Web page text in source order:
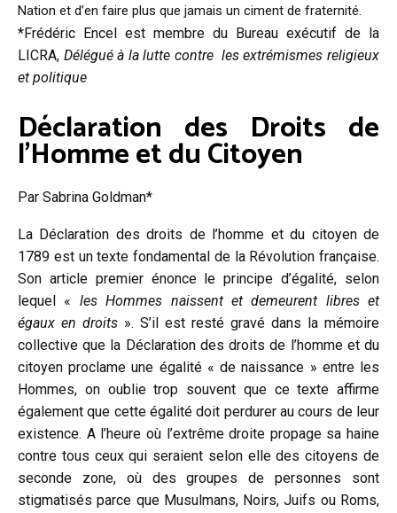
Nation et d’en faire plus que jamais un ciment de fraternité.
*Frédéric Encel est membre du Bureau exécutif de la
LICRA, Délégué à la lutte contre les extrémismes religieux
et politique
Déclaration des Droits de
l’Homme et du Citoyen
Par Sabrina Goldman*
La Déclaration des droits de l’homme et du citoyen de
1789 est un texte fondamental de la Révolution française.
Son article premier énonce le principe d’égalité, selon
lequel « les Hommes naissent et demeurent libres et
égaux en droits ». S’il est resté gravé dans la mémoire
collective que la Déclaration des droits de l’homme et du
citoyen proclame une égalité « de naissance » entre les
Hommes, on oublie trop souvent que ce texte affirme
également que cette égalité doit perdurer au cours de leur
existence. A l’heure où l’extrême droite propage sa haine
contre tous ceux qui seraient selon elle des citoyens de
seconde zone, où des groupes de personnes sont
stigmatisés parce que Musulmans, Noirs, Juifs ou Roms,